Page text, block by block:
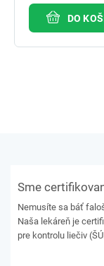
DO
Sme
Nemusíte sa báť
Naša lekáreň je
pre kontrolu liečiv